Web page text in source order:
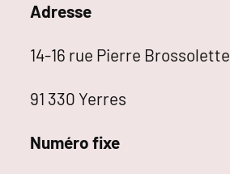
Adresse
14-16 rue Pierre Brossolette
91 330 Yerres
Numéro fixe